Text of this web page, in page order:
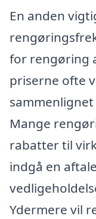
En anden
for rengøring
priserne ofte
Mange
rabatter til
indgå en
Ydermere vil